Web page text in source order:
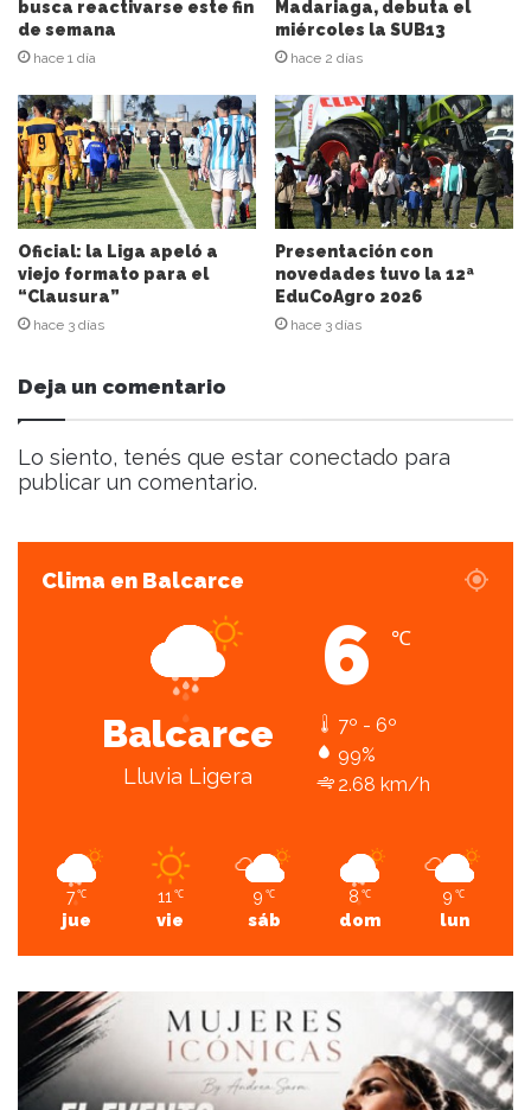
n
d
c
o
r
r
e
o
e
l
e
c
ó
n
i
c
busca reactivarse este fin
de semana
hace 1 día
Madariaga, debuta el
miércoles la SUB13
hace 2 días
Oficial: la Liga apeló a
viejo formato para el
“Clausura”
hace 3 días
Presentación con
novedades tuvo la 12ª
EduCoAgro 2026
hace 3 días
Deja un comentario
Lo siento, tenés que estar conectado para
publicar un comentario.
Clima en Balcarce
Balcarce
Lluvia Ligera
6 ℃
7º - 6º
99%
2.68 km/h
7 ℃
jue
11 ℃
vie
9 ℃
sáb
8 ℃
dom
9 ℃
lun